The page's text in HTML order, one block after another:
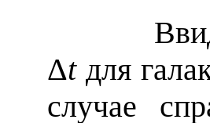
Ввиду
Δtдля
случае